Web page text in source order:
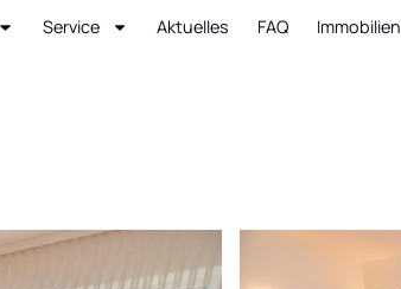
Service Aktuelles FAQ Immobilien